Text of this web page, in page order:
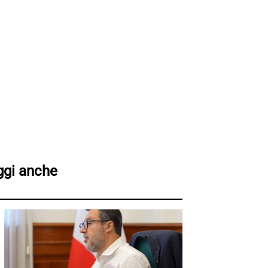
anche